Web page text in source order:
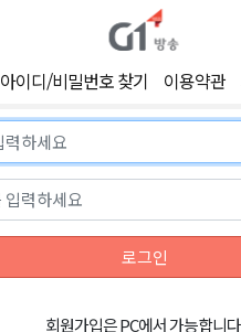
아이디/비밀번호 찾기 이용약관
로그인
회원가입은 PC에서 가능합니